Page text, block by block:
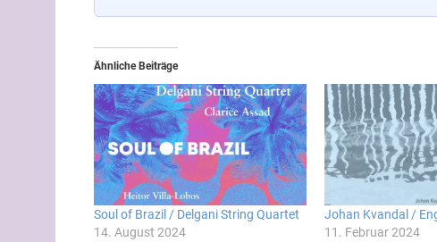
Ähnliche Beiträge
Soul of Brazil / Delgani String Quartet
14. August 2024
Johan Kvandal /
11. Februar 2024